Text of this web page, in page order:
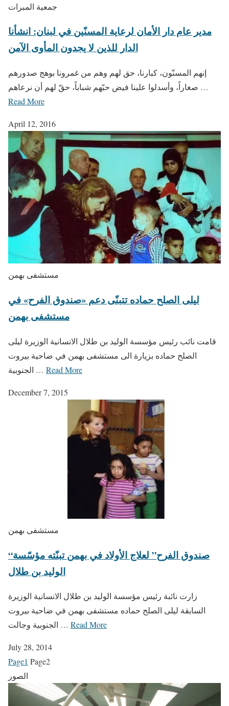
جمعية المبرات
مدير عام دار الأمان لرعاية المسنّين في لبنان: انشأنا
إنهم المسنّون، كبارنا، حق لهم وهم من غمرونا بوهج صدورهم
صغاراً، وأسدلوا علينا فيض حبّهم شباباً، حقّ لهم أن نرعاهم …
Read More
April 12, 2016
مستشفى بهمن
ليلى الصلح حماده تتبنّى دعم «صندوق الفرح» في
مستشفى بهمن
قامت نائب رئيس مؤسسة الوليد بن طلال الانسانية الوزيرة ليلى
الصلح حماده بزيارة الى مستشفى بهمن في ضاحية بيروت
الجنوبية … Read More
December 7, 2015
مستشفى بهمن
“صندوق الفرح” لعلاج الأولاد في بهمن تبنّته مؤسّسة
الوليد بن طلال
زارت نائبة رئيس مؤسسة الوليد بن طلال الانسانية الوزيرة
السابقة ليلى الصلح حماده مستشفى بهمن في ضاحية بيروت
الجنوبية وجالت … Read More
July 28, 2014
Page1 Page2
الصور